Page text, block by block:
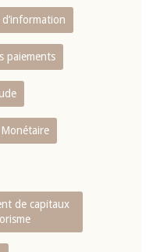
paiements
Monétaire
de capitaux